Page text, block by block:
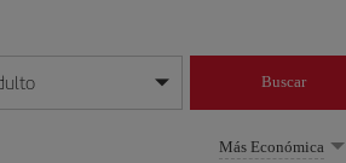
mes/año
Buscar
Más Económica